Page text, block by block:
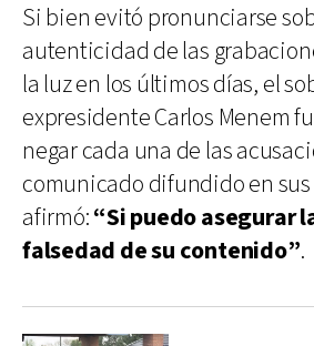
Si bien evitó pronunciarse
autenticidad de las
la luz en los últimos días, el
expresidente Carlos Menem
negar cada una de las
comunicado difundido en
afirmó:“Si puedo asegurar
falsedad de su contenido”.